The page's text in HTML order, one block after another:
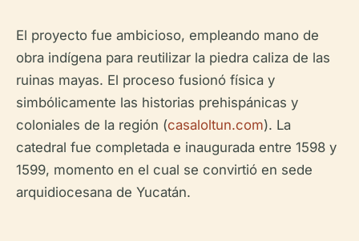
El proyecto fue ambicioso, empleando mano de
obra indígena para reutilizar la piedra caliza de las
ruinas mayas. El proceso fusionó física y
simbólicamente las historias prehispánicas y
coloniales de la región (casaloltun.com). La
catedral fue completada e inaugurada entre 1598 y
1599, momento en el cual se convirtió en sede
arquidiocesana de Yucatán.